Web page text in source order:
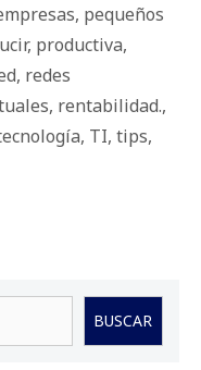
, pequeños
, productiva,
, redes
, rentabilidad.,
, TI, tips,
BUSCAR